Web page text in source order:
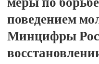
поведением
Минцифры